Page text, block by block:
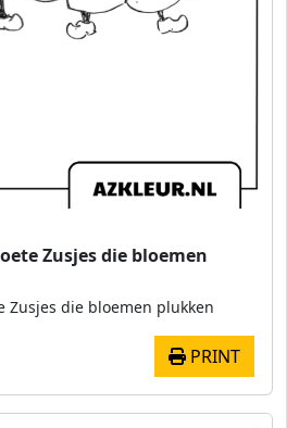
Zusjes die bloemen
Zusjes die bloemen plukken
PRINT